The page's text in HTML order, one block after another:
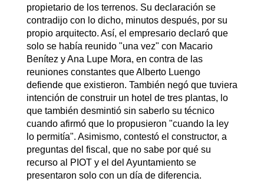
propietario de los terrenos. Su declaración se
contradijo con lo dicho, minutos después, por su
propio arquitecto. Así, el empresario declaró que
solo se había reunido "una vez" con Macario
Benítez y Ana Lupe Mora, en contra de las
reuniones constantes que Alberto Luengo
defiende que existieron. También negó que tuviera
intención de construir un hotel de tres plantas, lo
que también desmintió sin saberlo su técnico
cuando afirmó que lo propusieron "cuando la ley
lo permitía". Asimismo, contestó el constructor, a
preguntas del fiscal, que no sabe por qué su
recurso al PIOT y el del Ayuntamiento se
presentaron solo con un día de diferencia.